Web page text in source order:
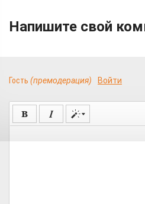
Напишите свой
Гость (премодерация) Войти